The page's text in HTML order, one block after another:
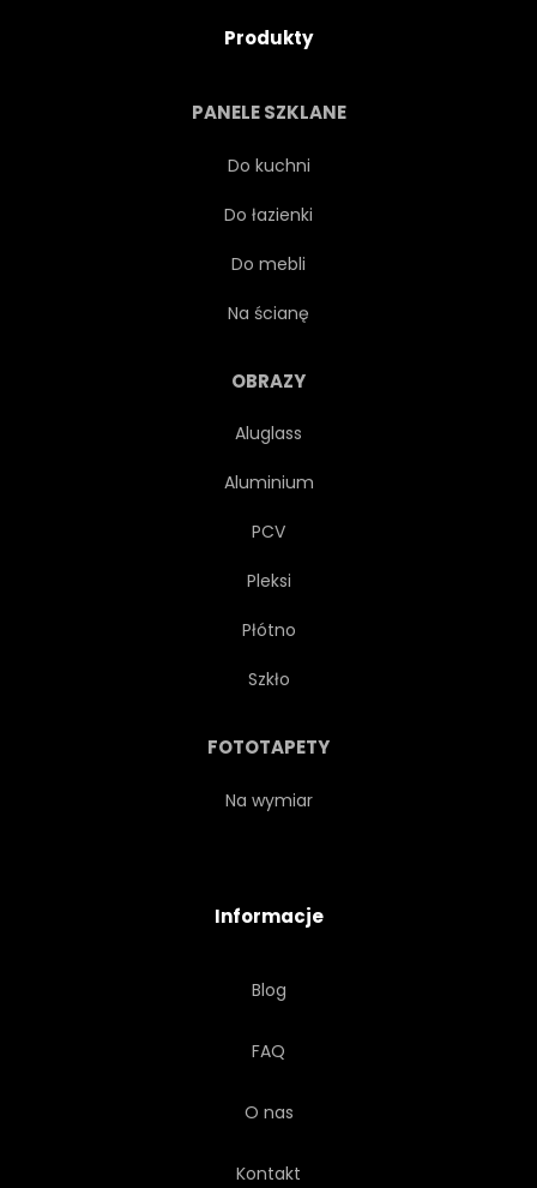
Produkty
PANELE SZKLANE
Do kuchni
Do łazienki
Do mebli
Na ścianę
OBRAZY
Aluglass
Aluminium
PCV
Pleksi
Płótno
Szkło
FOTOTAPETY
Na wymiar
Informacje
Blog
FAQ
O nas
Kontakt